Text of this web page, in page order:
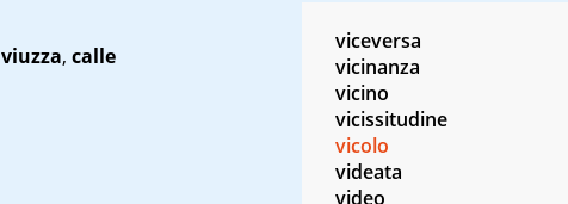
viuzza, calle
viceversa
vicinanza
vicino
vicissitudine
vicolo
videata
video